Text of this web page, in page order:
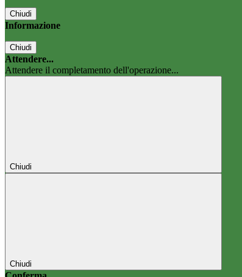
Chiudi
Informazione
Chiudi
Attendere...
Attendere il completamento dell'operazione...
Chiudi
Chiudi